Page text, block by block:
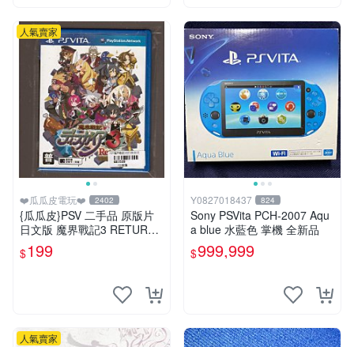
人氣賣家
❤️瓜瓜皮電玩❤️ 2402
{瓜瓜皮}PSV 二手品 原版片
日文版 魔界戰記3 RETURN
(遊戲都有回收)
$199
Y0827018437 824
Sony PSVita PCH-2007 Aqu
a blue 水藍色 掌機 全新品
$999,999
人氣賣家